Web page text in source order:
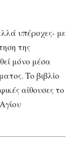
υπέροχες- με
της
μόνο μέσα
Το βιβλίο
αίθουσες το